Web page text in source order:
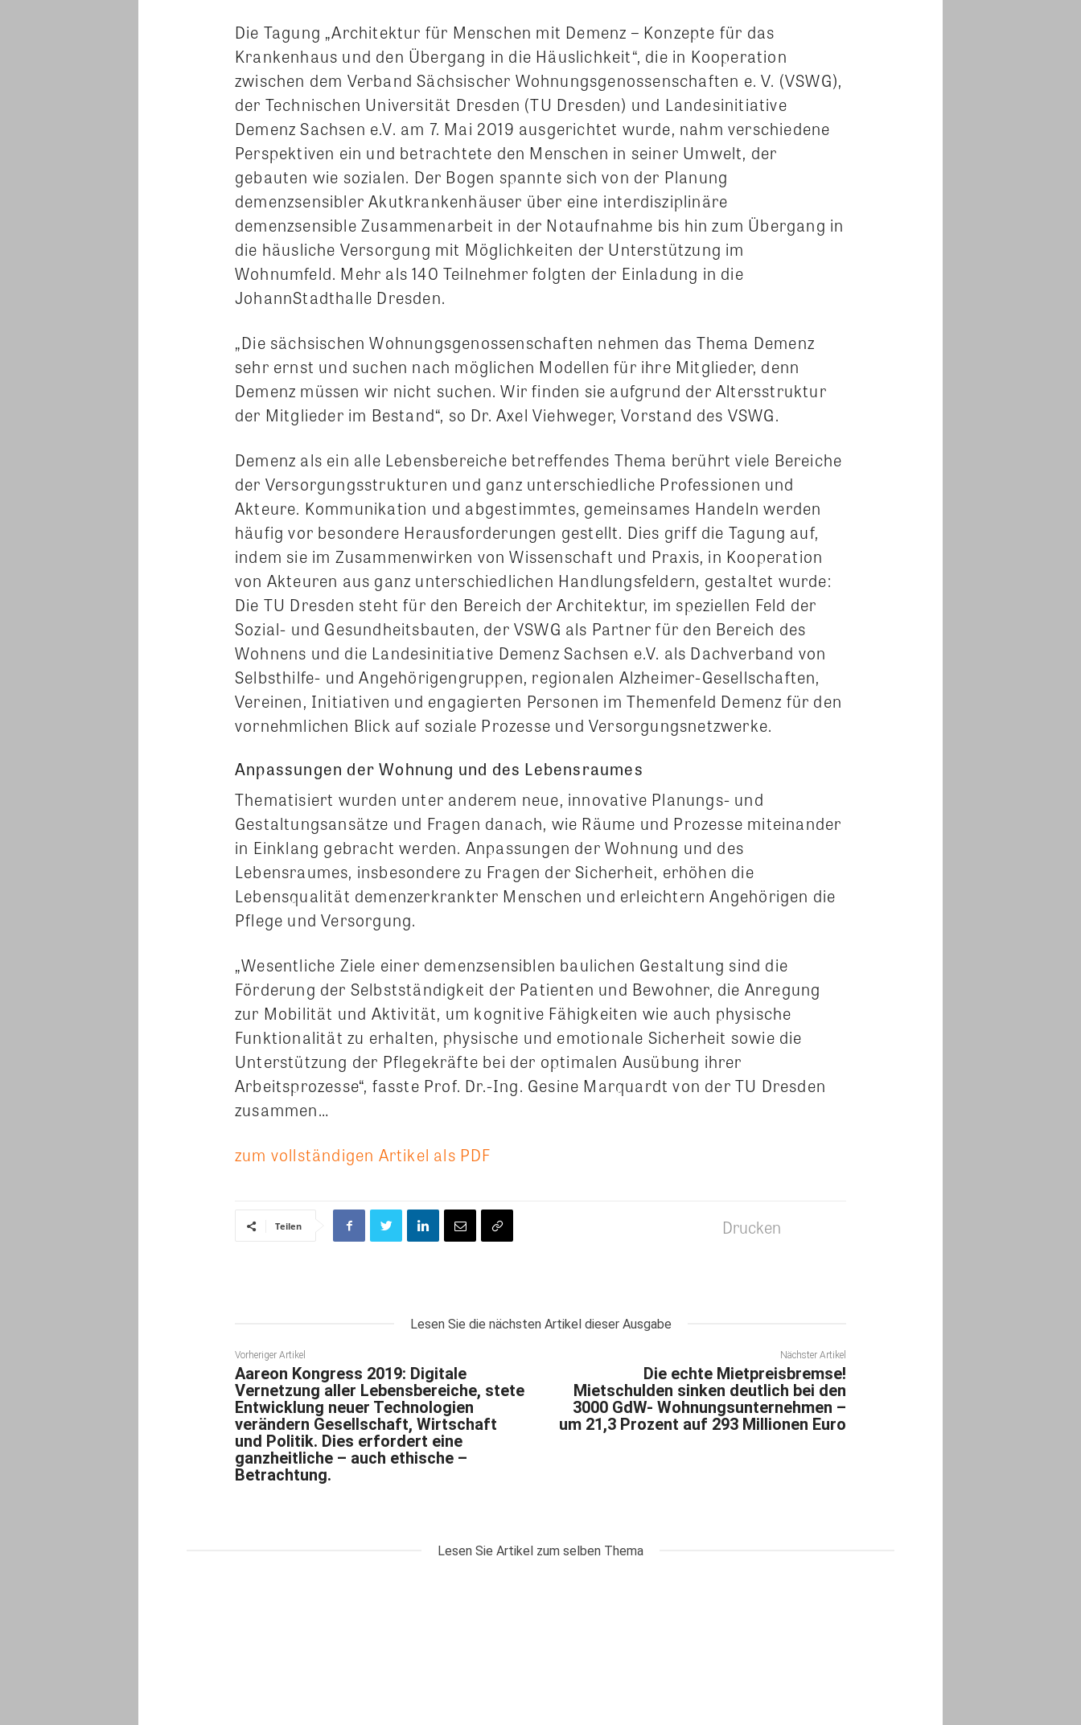
Die Tagung „Architektur für Menschen mit Demenz – Konzepte für das
Krankenhaus und den Übergang in die Häuslichkeit“, die in Kooperation
zwischen dem Verband Sächsischer Wohnungsgenossenschaften e. V. (VSWG),
der Technischen Universität Dresden (TU Dresden) und Landesinitiative
Demenz Sachsen e.V. am 7. Mai 2019 ausgerichtet wurde, nahm verschiedene
Perspektiven ein und betrachtete den Menschen in seiner Umwelt, der
gebauten wie sozialen. Der Bogen spannte sich von der Planung
demenzsensibler Akutkrankenhäuser über eine interdisziplinäre
demenzsensible Zusammenarbeit in der Notaufnahme bis hin zum Übergang in
die häusliche Versorgung mit Möglichkeiten der Unterstützung im
Wohnumfeld. Mehr als 140 Teilnehmer folgten der Einladung in die
JohannStadthalle Dresden.
„Die sächsischen Wohnungsgenossenschaften nehmen das Thema Demenz
sehr ernst und suchen nach möglichen Modellen für ihre Mitglieder, denn
Demenz müssen wir nicht suchen. Wir finden sie aufgrund der Altersstruktur
der Mitglieder im Bestand“, so Dr. Axel Viehweger, Vorstand des VSWG.
Demenz als ein alle Lebensbereiche betreffendes Thema berührt viele Bereiche
der Versorgungsstrukturen und ganz unterschiedliche Professionen und
Akteure. Kommunikation und abgestimmtes, gemeinsames Handeln werden
häufig vor besondere Herausforderungen gestellt. Dies griff die Tagung auf,
indem sie im Zusammenwirken von Wissenschaft und Praxis, in Kooperation
von Akteuren aus ganz unterschiedlichen Handlungsfeldern, gestaltet wurde:
Die TU Dresden steht für den Bereich der Architektur, im speziellen Feld der
Sozial- und Gesundheitsbauten, der VSWG als Partner für den Bereich des
Wohnens und die Landesinitiative Demenz Sachsen e.V. als Dachverband von
Selbsthilfe- und Angehörigengruppen, regionalen Alzheimer-Gesellschaften,
Vereinen, Initiativen und engagierten Personen im Themenfeld Demenz für den
vornehmlichen Blick auf soziale Prozesse und Versorgungsnetzwerke.
Anpassungen der Wohnung und des Lebensraumes
Thematisiert wurden unter anderem neue, innovative Planungs- und
Gestaltungsansätze und Fragen danach, wie Räume und Prozesse miteinander
in Einklang gebracht werden. Anpassungen der Wohnung und des
Lebensraumes, insbesondere zu Fragen der Sicherheit, erhöhen die
Lebensqualität demenzerkrankter Menschen und erleichtern Angehörigen die
Pflege und Versorgung.
„Wesentliche Ziele einer demenzsensiblen baulichen Gestaltung sind die
Förderung der Selbstständigkeit der Patienten und Bewohner, die Anregung
zur Mobilität und Aktivität, um kognitive Fähigkeiten wie auch physische
Funktionalität zu erhalten, physische und emotionale Sicherheit sowie die
Unterstützung der Pflegekräfte bei der optimalen Ausübung ihrer
Arbeitsprozesse“, fasste Prof. Dr.-Ing. Gesine Marquardt von der TU Dresden
zusammen…
zum vollständigen Artikel als PDF
Teilen Drucken
Lesen Sie die nächsten Artikel dieser Ausgabe
Vorheriger Artikel
Aareon Kongress 2019: Digitale
Vernetzung aller Lebensbereiche, stete
Entwicklung neuer Technologien
verändern Gesellschaft, Wirtschaft
und Politik. Dies erfordert eine
ganzheitliche – auch ethische –
Betrachtung.
Nächster Artikel
Die echte Mietpreisbremse!
Mietschulden sinken deutlich bei den
3000 GdW- Wohnungsunternehmen –
um 21,3 Prozent auf 293 Millionen Euro
Lesen Sie Artikel zum selben Thema